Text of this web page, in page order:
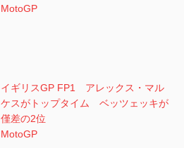
MotoGP
イギリスGP FP1 アレックス・マル
ケスがトップタイム ベッツェッキが
僅差の2位
MotoGP